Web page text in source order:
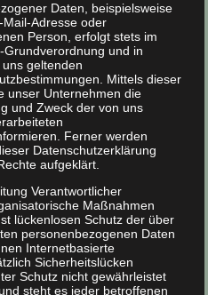
der loseDämmstoff
Einblasmaschine und
Stellen gefördert.
sich dadurch aus,
große Mengen
und verarbeiten lassen.
bemerkbar.
– Dämmstoff
Daten, beispielsweise
Adresse oder
Person, erfolgt stets im
und in
geltenden
Mittels dieser
unser Unternehmen die
und Zweck der von uns
Ferner werden
Datenschutzerklärung
aufgeklärt.
Verantwortlicher
Maßnahmen
lückenlosen Schutz der über
personenbezogenen Daten
Internetbasierte
Sicherheitslücken
Schutz nicht gewährleistet
steht es jeder betroffenen